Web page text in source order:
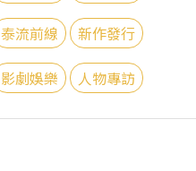
泰流前線 新作發行
影劇娛樂 人物專訪